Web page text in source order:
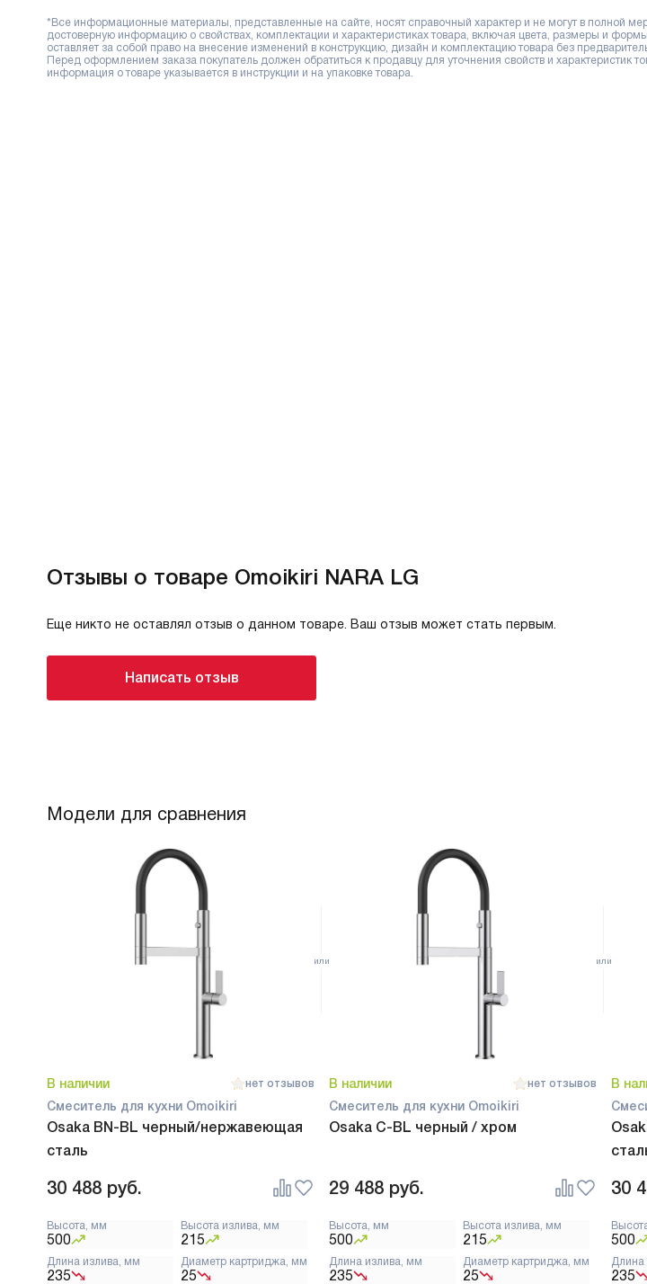
*Все информационные материалы, представленные на сайте, носят справочный характер и не могут в полной
достоверную информацию о свойствах, комплектации и характеристиках товара, включая цвета, размеры и
оставляет за собой право на внесение изменений в конструкцию, дизайн и комплектацию товара без
Перед оформлением заказа покупатель должен обратиться к продавцу для уточнения свойств и характеристик
информация о товаре указывается в инструкции и на упаковке товара.
Отзывы о товаре Omoikiri NARA LG
Еще никто не оставлял отзыв о данном товаре. Ваш отзыв может стать первым.
Написать отзыв
Модели для сравнения
В наличии нет отзывов
Смеситель для кухни Omoikiri
Osaka BN-BL черный/нержавеющая
сталь
30 488 руб.
Высота, мм
500
Высота излива, мм
215
Длина излива, мм
235
Диаметр картриджа, мм
25
В наличии нет отзывов
Смеситель для кухни Omoikiri
Osaka C-BL черный / хром
29 488 руб.
Высота, мм
500
Высота излива, мм
215
Длина излива, мм
235
Диаметр картриджа, мм
25
В
30
500
Длина
235